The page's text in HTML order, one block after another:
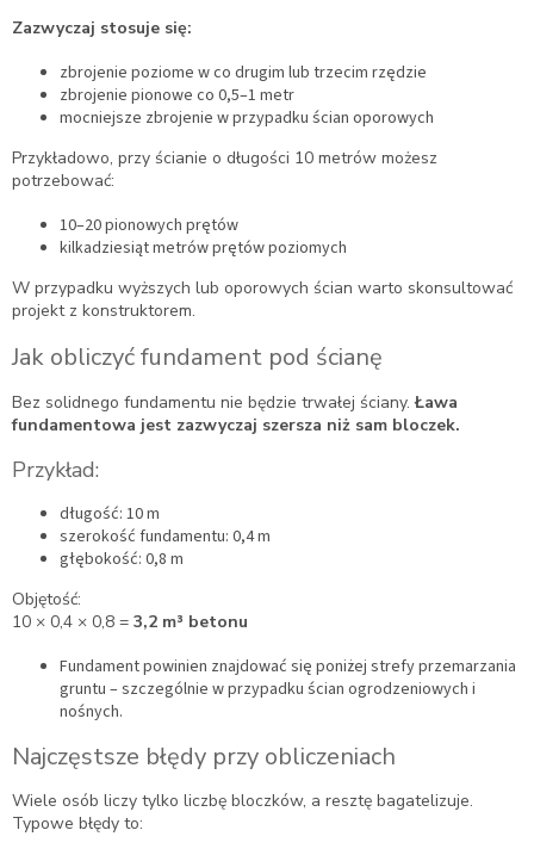
Zazwyczaj stosuje się:
zbrojenie poziome w co drugim lub trzecim rzędzie
zbrojenie pionowe co 0,5–1 metr
mocniejsze zbrojenie w przypadku ścian oporowych
Przykładowo, przy ścianie o długości 10 metrów możesz
potrzebować:
10–20 pionowych prętów
kilkadziesiąt metrów prętów poziomych
W przypadku wyższych lub oporowych ścian warto skonsultować
projekt z konstruktorem.
Jak obliczyć fundament pod ścianę
Bez solidnego fundamentu nie będzie trwałej ściany.Ława
fundamentowa jest zazwyczaj szersza niż sam bloczek.
Przykład:
długość: 10 m
szerokość fundamentu: 0,4 m
głębokość: 0,8 m
Objętość:
10 × 0,4 × 0,8 = 3,2 m³ betonu
Fundament powinien znajdować się poniżej strefy przemarzania
gruntu – szczególnie w przypadku ścian ogrodzeniowych i
nośnych.
Najczęstsze błędy przy obliczeniach
Wiele osób liczy tylko liczbę bloczków, a resztę bagatelizuje.
Typowe błędy to: